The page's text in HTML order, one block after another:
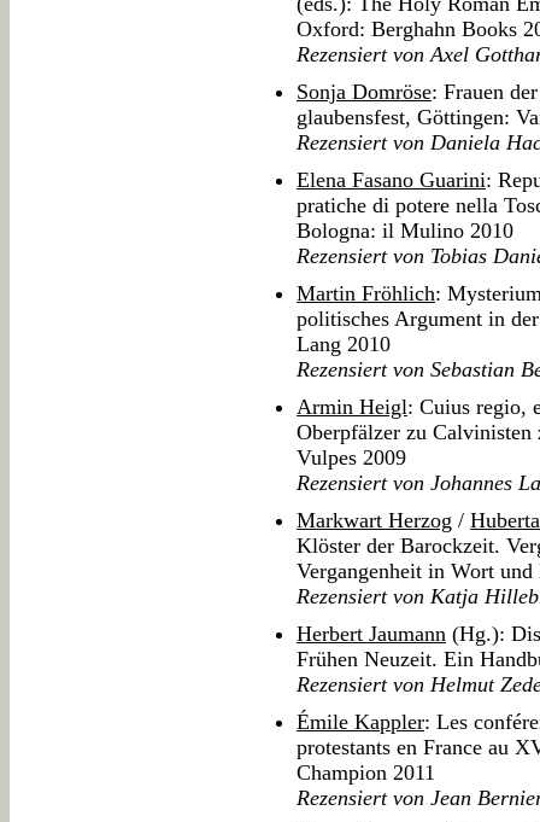
Oxford: Berghahn Books
Rezensiert von Axel
Sonja Domröse: Frauen
glaubensfest, Göttingen:
Rezensiert von Daniela
Elena Fasano Guarini:
pratiche di potere nella
Bologna: il Mulino 2010
Rezensiert von Tobias
Martin Fröhlich:
politisches Argument in
Lang 2010
Rezensiert von Sebastian
Armin Heigl: Cuius regio,
Oberpfälzer zu Calvinisten
Vulpes 2009
Rezensiert von Johannes
Markwart Herzog /
Klöster der Barockzeit.
Vergangenheit in Wort
Rezensiert von Katja
Herbert Jaumann (Hg.):
Frühen Neuzeit. Ein
Rezensiert von Helmut
Émile Kappler: Les
protestants en France au
Champion 2011
Rezensiert von Jean